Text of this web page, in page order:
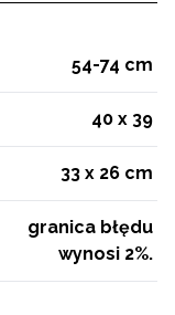
54-74 cm
40 x 39
33 x 26 cm
granica błędu
wynosi 2%.